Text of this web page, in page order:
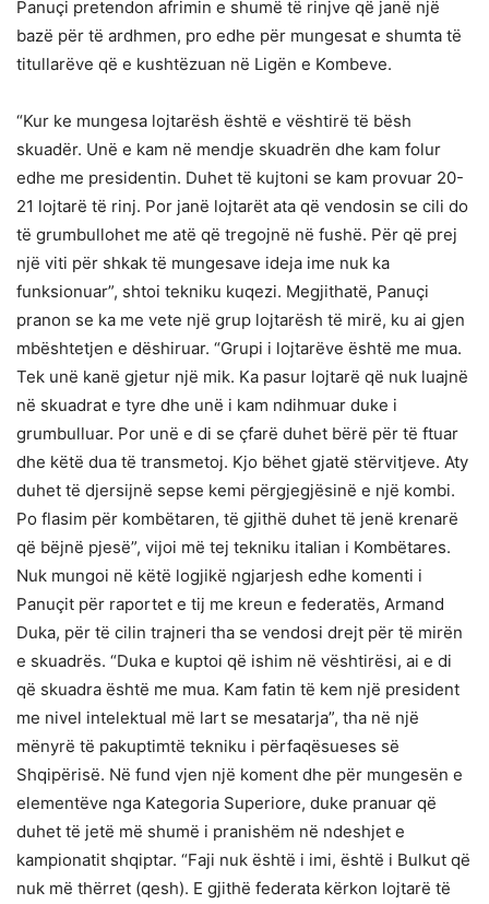
Panuçi pretendon afrimin e shumë të rinjve që janë një
bazë për të ardhmen, pro edhe për mungesat e shumta të
titullarëve që e kushtëzuan në Ligën e Kombeve.
“Kur ke mungesa lojtarësh është e vështirë të bësh
skuadër. Unë e kam në mendje skuadrën dhe kam folur
edhe me presidentin. Duhet të kujtoni se kam provuar 20-
21 lojtarë të rinj. Por janë lojtarët ata që vendosin se cili do
të grumbullohet me atë që tregojnë në fushë. Për që prej
një viti për shkak të mungesave ideja ime nuk ka
funksionuar”, shtoi tekniku kuqezi. Megjithatë, Panuçi
pranon se ka me vete një grup lojtarësh të mirë, ku ai gjen
mbështetjen e dëshiruar. “Grupi i lojtarëve është me mua.
Tek unë kanë gjetur një mik. Ka pasur lojtarë që nuk luajnë
në skuadrat e tyre dhe unë i kam ndihmuar duke i
grumbulluar. Por unë e di se çfarë duhet bërë për të ftuar
dhe këtë dua të transmetoj. Kjo bëhet gjatë stërvitjeve. Aty
duhet të djersijnë sepse kemi përgjegjësinë e një kombi.
Po flasim për kombëtaren, të gjithë duhet të jenë krenarë
që bëjnë pjesë”, vijoi më tej tekniku italian i Kombëtares.
Nuk mungoi në këtë logjikë ngjarjesh edhe komenti i
Panuçit për raportet e tij me kreun e federatës, Armand
Duka, për të cilin trajneri tha se vendosi drejt për të mirën
e skuadrës. “Duka e kuptoi që ishim në vështirësi, ai e di
që skuadra është me mua. Kam fatin të kem një president
me nivel intelektual më lart se mesatarja”, tha në një
mënyrë të pakuptimtë tekniku i përfaqësueses së
Shqipërisë. Në fund vjen një koment dhe për mungesën e
elementëve nga Kategoria Superiore, duke pranuar që
duhet të jetë më shumë i pranishëm në ndeshjet e
kampionatit shqiptar. “Faji nuk është i imi, është i Bulkut që
nuk më thërret (qesh). E gjithë federata kërkon lojtarë të